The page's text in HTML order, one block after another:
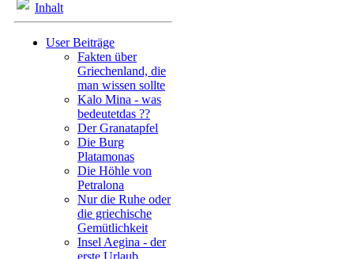
Inhalt
User Beiträge
Fakten über
Griechenland, die
man wissen sollte
Kalo Mina - was
bedeutetdas ??
Der Granatapfel
Die Burg
Platamonas
Die Höhle von
Petralona
Nur die Ruhe oder
die griechische
Gemütlichkeit
Insel Aegina - der
erste Urlaub